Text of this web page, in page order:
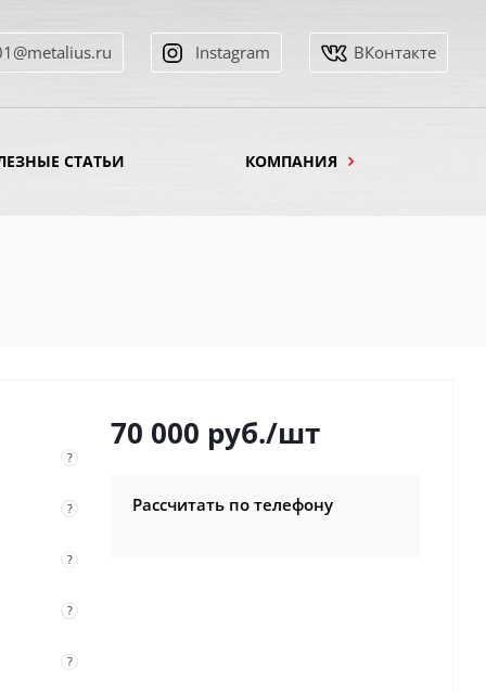
Instagram ВКонтакте
СТАТЬИ КОМПАНИЯ
?
?
?
?
?
70 000 руб./шт
Рассчитать по телефону